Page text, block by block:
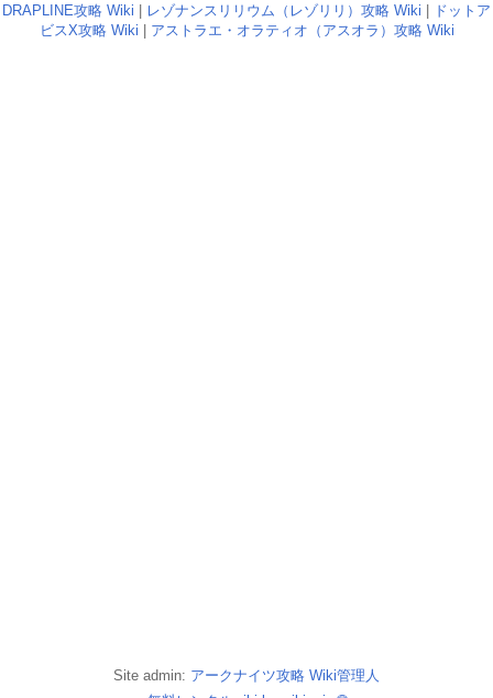
DRAPLINE攻略 Wiki
レゾナンスリリウム（レゾリリ）攻略 Wiki
ドットア
ビスX攻略 Wiki
アストラエ・オラティオ（アスオラ）攻略 Wiki
Site admin: アークナイツ攻略 Wiki管理人